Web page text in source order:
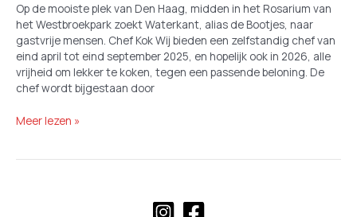
Op de mooiste plek van Den Haag, midden in het Rosarium van
het Westbroekpark zoekt Waterkant, alias de Bootjes, naar
gastvrije mensen. Chef Kok Wij bieden een zelfstandig chef van
eind april tot eind september 2025, en hopelijk ook in 2026, alle
vrijheid om lekker te koken, tegen een passende beloning. De
chef wordt bijgestaan door
Vacatures!
Meer lezen »